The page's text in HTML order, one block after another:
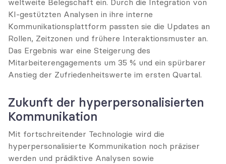
KI-gestützten Analysen in ihre interne
Kommunikationsplattform passten sie die Updates an
Rollen, Zeitzonen und frühere Interaktionsmuster an.
Das Ergebnis war eine Steigerung des
Mitarbeiterengagements um 35 % und ein spürbarer
Anstieg der Zufriedenheitswerte im ersten Quartal.
Zukunft der hyperpersonalisierten
Kommunikation
Mit fortschreitender Technologie wird die
hyperpersonalisierte Kommunikation noch präziser
werden und prädiktive Analysen sowie